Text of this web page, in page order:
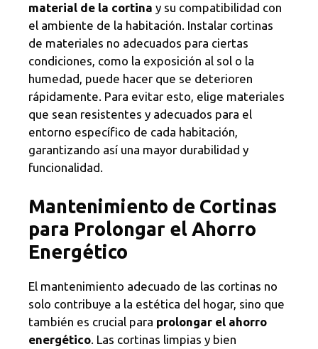
material de la cortina y su compatibilidad con
el ambiente de la habitación. Instalar cortinas
de materiales no adecuados para ciertas
condiciones, como la exposición al sol o la
humedad, puede hacer que se deterioren
rápidamente. Para evitar esto, elige materiales
que sean resistentes y adecuados para el
entorno específico de cada habitación,
garantizando así una mayor durabilidad y
funcionalidad.
Mantenimiento de Cortinas
para Prolongar el Ahorro
Energético
El mantenimiento adecuado de las cortinas no
solo contribuye a la estética del hogar, sino que
también es crucial para prolongar el ahorro
energético. Las cortinas limpias y bien